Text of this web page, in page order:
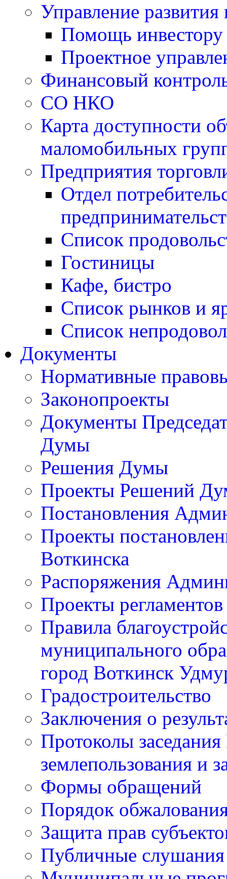
Управление развития
Помощь инвестору
Проектное
Финансовый
СО НКО
Карта доступности
маломобильных
Предприятия
Отдел
Список
Гостиницы
Кафе, бистро
Cписок рынков и
Список
Документы
Нормативные
Законопроекты
Документы
Думы
Решения Думы
Проекты Решений
Постановления
Проекты
Воткинска
Распоряжения
Проекты
Правила
муниципального
город Воткинск
Градостроительство
Заключения о
Протоколы
землепользования и
Формы обращений
Порядок
Защита прав
Публичные